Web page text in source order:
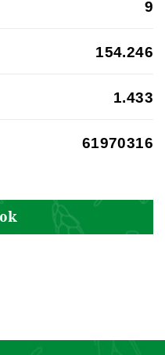
nghiệp dược Việt
Nam
9
154.246
1.433
61970316